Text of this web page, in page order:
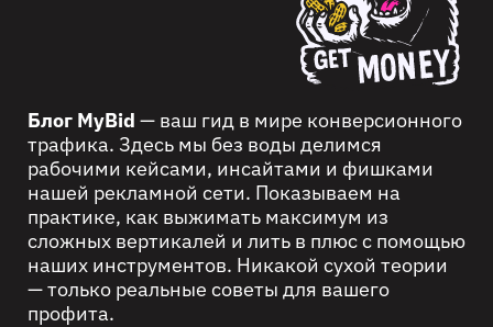
Блог MyBid — ваш гид в мире конверсионного
трафика. Здесь мы без воды делимся
рабочими кейсами, инсайтами и фишками
нашей рекламной сети. Показываем на
практике, как выжимать максимум из
сложных вертикалей и лить в плюс с помощью
наших инструментов. Никакой сухой теории
— только реальные советы для вашего
профита.